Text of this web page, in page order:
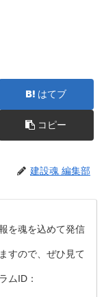
はてブ
コピー
建設魂 編集部
を魂を込めて発信
すので、ぜひ見て
ムID：